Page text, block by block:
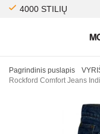
4000 STILIŲ
Pagrindinis puslapis
Rockford Comfort Jeans